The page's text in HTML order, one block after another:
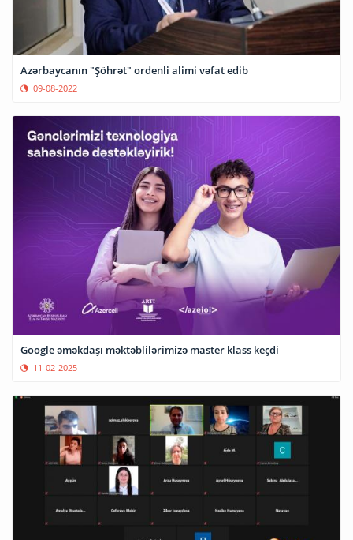
Azərbaycanın "Şöhrət" ordenli alimi vəfat edib
09-08-2022
Google əməkdaşı məktəblilərimizə master klass keçdi
11-02-2025